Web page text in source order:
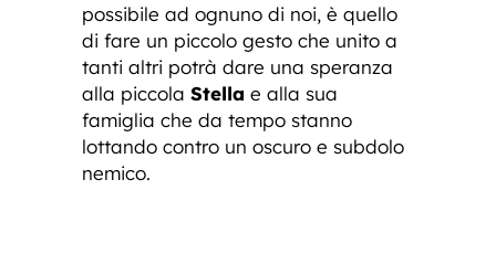
possibile ad ognuno di noi, è quello
di fare un piccolo gesto che unito a
tanti altri potrà dare una speranza
alla piccola Stella e alla sua
famiglia che da tempo stanno
lottando contro un oscuro e subdolo
nemico.